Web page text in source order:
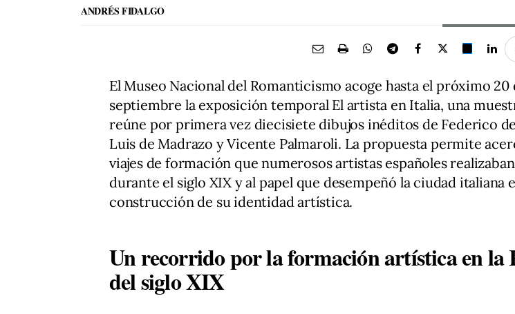
ANDRÉS FIDALGO
El Museo Nacional del Romanticismo acoge hasta el próximo 20
septiembre la exposición temporal El artista en Italia, una
reúne por primera vez diecisiete dibujos inéditos de Federico
Luis de Madrazo y Vicente Palmaroli. La propuesta permite
viajes de formación que numerosos artistas españoles
durante el siglo XIX y al papel que desempeñó la ciudad italiana
construcción de su identidad artística.
Un recorrido por la formación artística en la
del siglo XIX